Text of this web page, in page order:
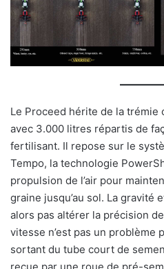
Le Proceed hérite de la trémie
avec 3.000 litres répartis de
fertilisant. Il repose sur le
Tempo, la technologie
propulsion de l’air pour
graine jusqu’au sol. La gravité
alors pas altérer la précision
vitesse n’est pas un problème
sortant du tube court de
reçue par une roue de pré-